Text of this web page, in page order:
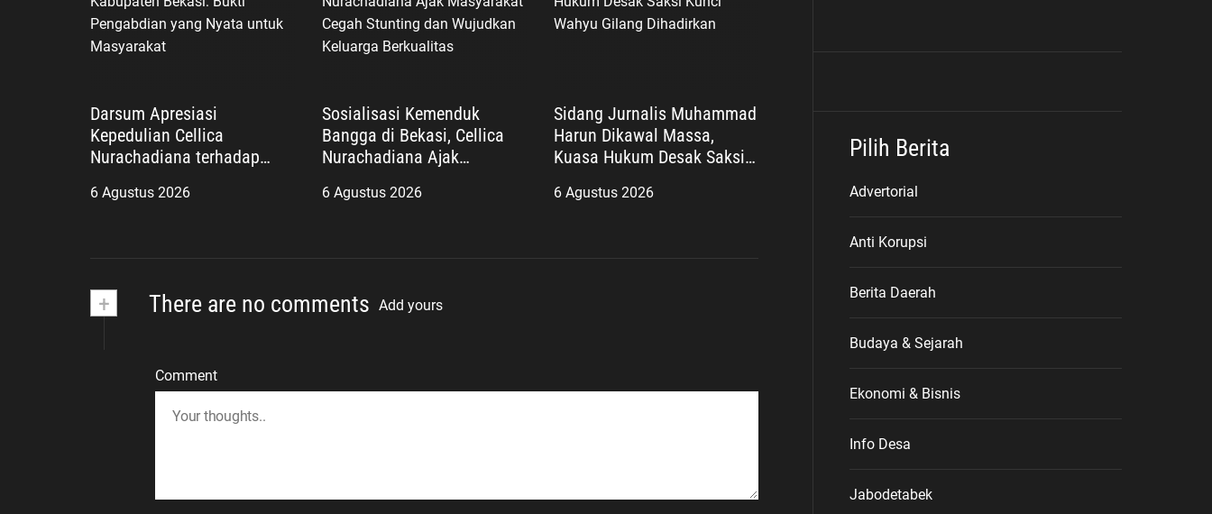
Darsum Apresiasi
Kepedulian Cellica
Nurachadiana terhadap
Pengabdian yang Nyata
6 Agustus 2026
Sosialisasi Kemenduk
Bangga di Bekasi, Cellica
Nurachadiana Ajak
dan Wujudkan Keluarga
6 Agustus 2026
Sidang Jurnalis Muhammad
Harun Dikawal Massa,
Kuasa Hukum Desak Saksi
Dihadirkan
6 Agustus 2026
+ There are no comments Add yours
Comment
Pilih Berita
Advertorial
Anti Korupsi
Berita Daerah
Budaya & Sejarah
Ekonomi & Bisnis
Info Desa
Jabodetabek